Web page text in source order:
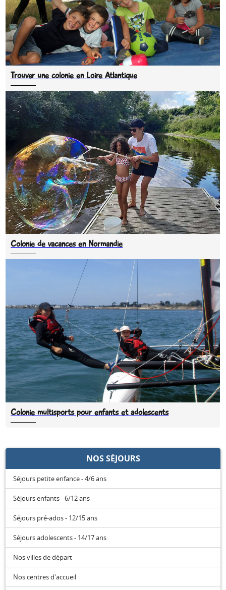
Trouver une colonie en Loire Atlantique
Colonie de vacances en Normandie
Colonie multisports pour enfants et adolescents
NOS SÉJOURS
Séjours petite enfance - 4/6 ans
Séjours enfants - 6/12 ans
Séjours pré-ados - 12/15 ans
Séjours adolescents - 14/17 ans
Nos villes de départ
Nos centres d'accueil